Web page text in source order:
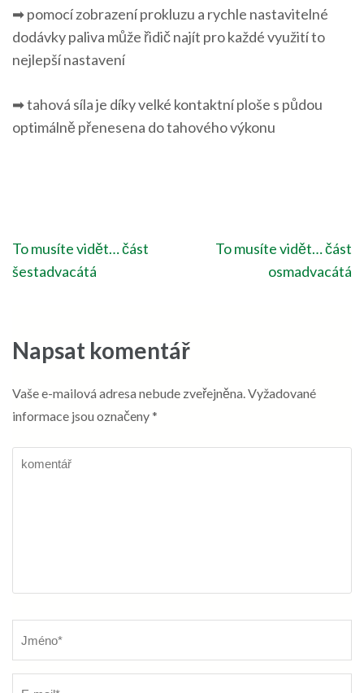
➡ pomocí zobrazení prokluzu a rychle nastavitelné
dodávky paliva může řidič najít pro každé využití to
nejlepší nastavení
➡ tahová síla je díky velké kontaktní ploše s půdou
optimálně přenesena do tahového výkonu
Navigace
pro
To musíte vidět… část
šestadvacátá
To musíte vidět… část
osmadvacátá
Napsat komentář
Vaše e-mailová adresa nebude zveřejněna.Vyžadované
informace jsou označeny*
komentář